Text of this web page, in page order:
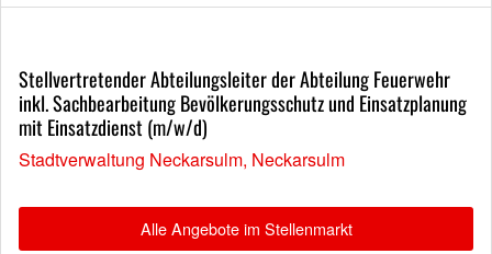
Stellvertretender Abteilungsleiter der Abteilung Feuerwehr
inkl. Sachbearbeitung Bevölkerungsschutz und Einsatzplanung
mit Einsatzdienst (m/w/d)
Stadtverwaltung Neckarsulm, Neckarsulm
Alle Angebote im Stellenmarkt